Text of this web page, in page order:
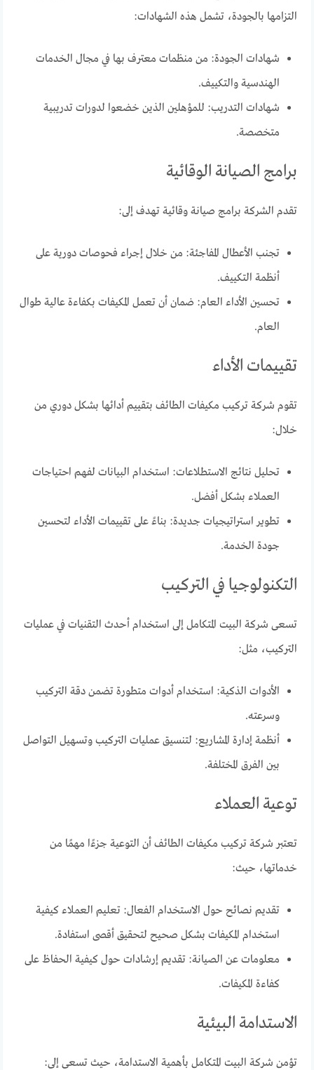
التزامها بالجودة، تشمل هذه الشهادات:
شهادات الجودة: من منظمات معترف بها في مجال الخدمات
الهندسية والتكييف.
شهادات التدريب: للمؤهلين الذين خضعوا لدورات تدريبية
متخصصة.
برامج الصيانة الوقائية
تقدم الشركة برامج صيانة وقائية تهدف إلى:
تجنب الأعطال المفاجئة: من خلال إجراء فحوصات دورية على
أنظمة التكييف.
تحسين الأداء العام: ضمان أن تعمل المكيفات بكفاءة عالية طوال
العام.
تقييمات الأداء
تقوم شركة تركيب مكيفات الطائف بتقييم أدائها بشكل دوري من
خلال:
تحليل نتائج الاستطلاعات: استخدام البيانات لفهم احتياجات
العملاء بشكل أفضل.
تطوير استراتيجيات جديدة: بناءً على تقييمات الأداء لتحسين
جودة الخدمة.
التكنولوجيا في التركيب
تسعى شركة البيت المتكامل إلى استخدام أحدث التقنيات في عمليات
التركيب، مثل:
الأدوات الذكية: استخدام أدوات متطورة تضمن دقة التركيب
وسرعته.
أنظمة إدارة المشاريع: لتنسيق عمليات التركيب وتسهيل التواصل
بين الفرق المختلفة.
توعية العملاء
تعتبر شركة تركيب مكيفات الطائف أن التوعية جزءًا مهمًا من
خدماتها، حيث:
تقديم نصائح حول الاستخدام الفعال: تعليم العملاء كيفية
استخدام المكيفات بشكل صحيح لتحقيق أقصى استفادة.
معلومات عن الصيانة: تقديم إرشادات حول كيفية الحفاظ على
كفاءة المكيفات.
الاستدامة البيئية
تؤمن شركة البيت المتكامل بأهمية الاستدامة، حيث تسعى إلى: